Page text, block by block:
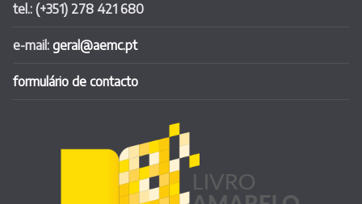
tel.: (+351) 278 421 680
e-mail: geral@aemc.pt
formulário de contacto